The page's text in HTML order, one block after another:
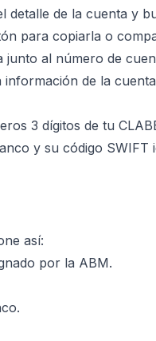
detalle de la cuenta y
para copiarla o
junto al número de
de la
3 dígitos de tu
y su código SWIFT
así:
por la ABM.